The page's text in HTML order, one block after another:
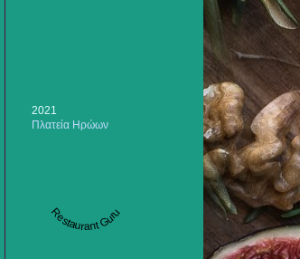
2021
Πλατεία Ηρώων
Restaurant Guru